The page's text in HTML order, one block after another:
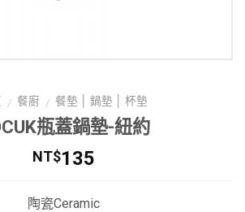
/ 餐廚 / 餐墊 │ 鍋墊 │ 杯墊
瓶蓋鍋墊-紐約
NT$135
陶瓷Ceramic